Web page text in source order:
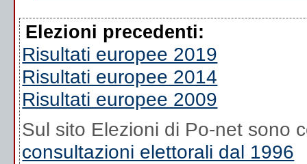
Elezioni precedenti:
Risultati europee 2019
Risultati europee 2014
Risultati europee 2009
Sul sito Elezioni di Po-net sono
consultazioni elettorali dal 1996